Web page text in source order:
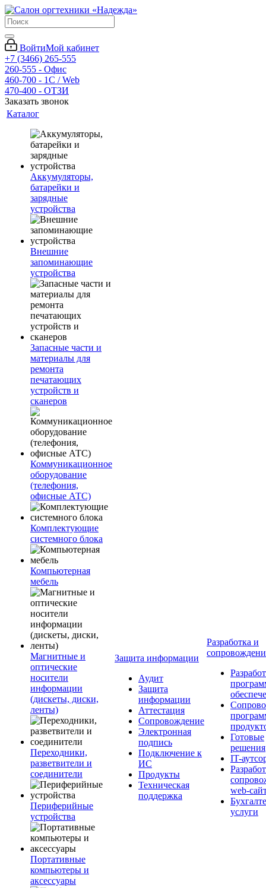
ВойтиМой кабинет
+7 (3466) 265-555
260-555 - Офис
460-700 - 1C / Web
470-400 - ОТЗИ
Заказать звонок
Каталог
Аккумуляторы,
батарейки и
зарядные
устройства
Внешние
запоминающие
устройства
Запасные части и
материалы для
ремонта
печатающих
устройств и
сканеров
Коммуникационное
оборудование
(телефония,
офисные АТС)
Комплектующие
системного блока
Компьютерная
мебель
Магнитные и
оптические
носители
информации
(дискеты, диски,
ленты)
Переходники,
разветвители и
соединители
Периферийные
устройства
Портативные
компьютеры и
аксессуары
Защита информации
Аудит
Защита
информации
Аттестация
Сопровождение
Электронная
подпись
Подключение к
ИС
Продукты
Техническая
поддержка
Разработка и
Готовые
решения
IT-
web-
услуги